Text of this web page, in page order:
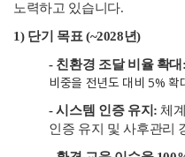
노력하고 있습니다.
1) 단기 목표 (~2028년)
- 친환경 조달 비율 확대:
비중을 전년도 대비 5% 확
- 시스템 인증 유지: 체
인증 유지 및 사후관리